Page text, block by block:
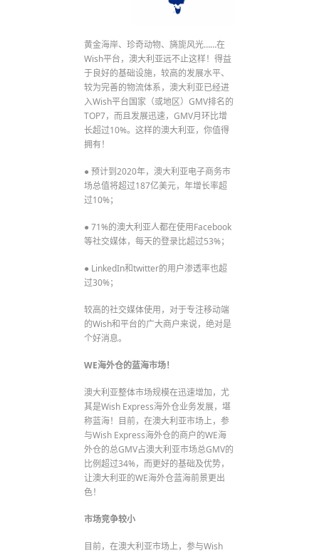
黄金海岸、珍奇动物、旖旎风光……在
Wish平台，澳大利亚远不止这样！得益
于良好的基础设施，较高的发展水平、
较为完善的物流体系，澳大利亚已经进
入Wish平台国家（或地区）GMV排名的
TOP7，而且发展迅速，GMV月环比增
长超过10%。这样的澳大利亚，你值得
拥有！
● 预计到2020年，澳大利亚电子商务市
场总值将超过187亿美元，年增长率超
过10%；
● 71%的澳大利亚人都在使用Facebook
等社交媒体，每天的登录比超过53%；
● LinkedIn和twitter的用户渗透率也超
过30%；
较高的社交媒体使用，对于专注移动端
的Wish和平台的广大商户来说，绝对是
个好消息。
WE海外仓的蓝海市场！
澳大利亚整体市场规模在迅速增加，尤
其是Wish Express海外仓业务发展，堪
称蓝海！目前，在澳大利亚市场上，参
与Wish Express海外仓的商户的WE海
外仓的总GMV占澳大利亚市场总GMV的
比例超过34%，而更好的基础及优势，
让澳大利亚的WE海外仓蓝海前景更出
色！
市场竞争较小
目前，在澳大利亚市场上，参与Wish